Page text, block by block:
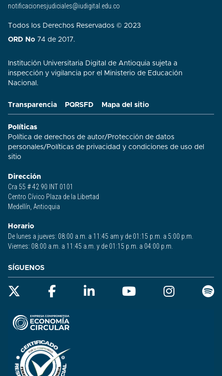
Transparencia PQRSFD Mapa del sitio
Políticas
Política de derechos de autor/Protección de datos
personales/Políticas de privacidad y condiciones de uso del
sitio​
Dirección
Cra 55 # 42 90 INT 0101
Centro Cívico Plaza de la Libertad
Medellín, Antioquia
Horario
De lunes a jueves: 08:00 a.m. a 11:45 am y de 01:15 p.m. a 5:00 p.m.
Viernes: 08:00 a.m. a 11:45 a.m. y de 01:15 p.m. a 04:00 p.m.
notificacionesjudiciales@iudigital.edu.co
Todos los Derechos Reservados © 2023
ORD No 74 de 2017.
Institución Universitaria Digital de Antioquia sujeta a
inspección y vigilancia por el Ministerio de Educación
Nacional.
SÍGUENOS